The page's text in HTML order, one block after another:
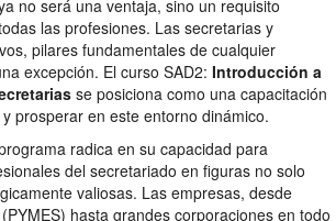
no será una ventaja, sino un requisito
las profesiones. Las secretarias y
pilares fundamentales de cualquier
excepción. El curso SAD2: Introducción a
se posiciona como una capacitación
prosperar en este entorno dinámico.
radica en su capacidad para
del secretariado en figuras no solo
valiosas. Las empresas, desde
hasta grandes corporaciones en todo